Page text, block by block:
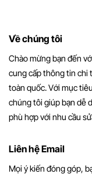
Về chúng tôi
Chào mừng bạn đến
cung cấp thông tin chi
toàn quốc. Với mục
chúng tôi giúp bạn dễ
phù hợp với nhu cầu
Liên hệ Email
Mọi ý kiến đóng góp,